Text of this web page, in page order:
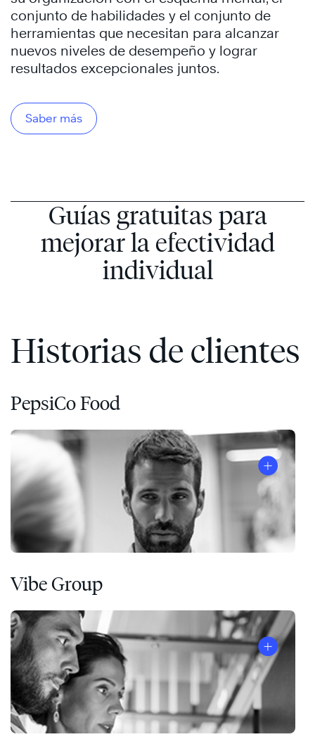
conjunto de habilidades y el conjunto de
herramientas que necesitan para alcanzar
nuevos niveles de desempeño y lograr
resultados excepcionales juntos.
Saber más
Guías gratuitas para
mejorar la efectividad
individual
Historias de clientes
PepsiCo Food
Vibe Group